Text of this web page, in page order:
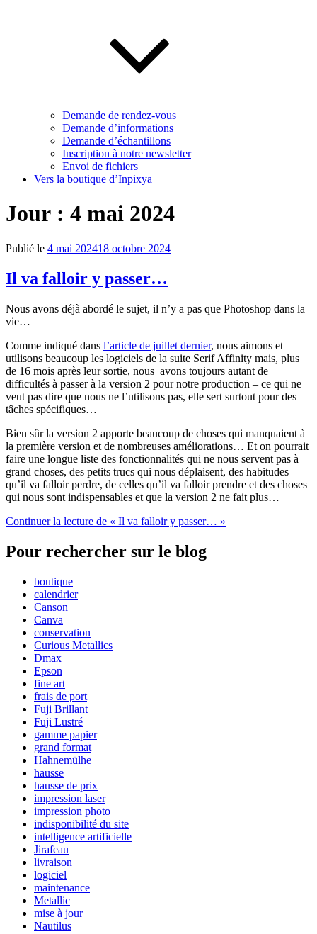
Demande de rendez-vous
Demande d’informations
Demande d’échantillons
Inscription à notre newsletter
Envoi de fichiers
Vers la boutique d’Inpixya
Jour : 4 mai 2024
Publié le 4 mai 202418 octobre 2024
Il va falloir y passer…
Nous avons déjà abordé le sujet, il n’y a pas que Photoshop dans la
vie…
Comme indiqué dans l’article de juillet dernier, nous aimons et
utilisons beaucoup les logiciels de la suite Serif Affinity mais, plus
de 16 mois après leur sortie, nous avons toujours autant de
difficultés à passer à la version 2 pour notre production – ce qui ne
veut pas dire que nous ne l’utilisons pas, elle sert surtout pour des
tâches spécifiques…
Bien sûr la version 2 apporte beaucoup de choses qui manquaient à
la première version et de nombreuses améliorations… Et on pourrait
faire une longue liste des fonctionnalités qui ne nous servent pas à
grand choses, des petits trucs qui nous déplaisent, des habitudes
qu’il va falloir perdre, de celles qu’il va falloir prendre et des choses
qui nous sont indispensables et que la version 2 ne fait plus…
Continuer la lecture de « Il va falloir y passer… »
Pour rechercher sur le blog
boutique
calendrier
Canson
Canva
conservation
Curious Metallics
Dmax
Epson
fine art
frais de port
Fuji Brillant
Fuji Lustré
gamme papier
grand format
Hahnemülhe
hausse
hausse de prix
impression laser
impression photo
indisponibilité du site
intelligence artificielle
Jirafeau
livraison
logiciel
maintenance
Metallic
mise à jour
Nautilus